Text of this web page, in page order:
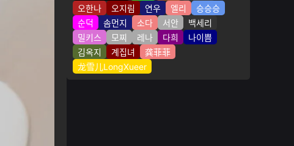
오한나
오지림 연우 엘리
승승승
순덕
솜먼지 소다 서안
백세리
밀키스
모찌 레나 다희
나이쁨
김옥지
계집녀
龚菲菲
龙雪儿LongXueer